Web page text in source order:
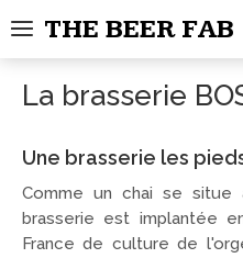
THE BEER FAB
La brasserie
Une brasserie les
Comme un chai se
brasserie est implantée
France de culture de